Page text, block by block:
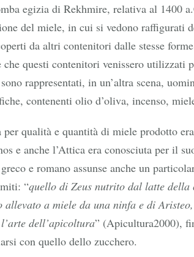
egizia di Rekhmire, relativa al 1400
del miele, in cui si vedono raffigurati
da altri contenitori dalle stesse
che questi contenitori venissero utilizzati
rappresentati, in un’altra scena,
contenenti olio d’oliva, incenso,
per qualità e quantità di miele prodotto
e anche l’Attica era conosciuta per il
e romano assunse anche un
“quello di Zeus nutrito dal latte
allevato a miele da una ninfa e di
dell’apicoltura” (Apicultura2000),
con quello dello zucchero.